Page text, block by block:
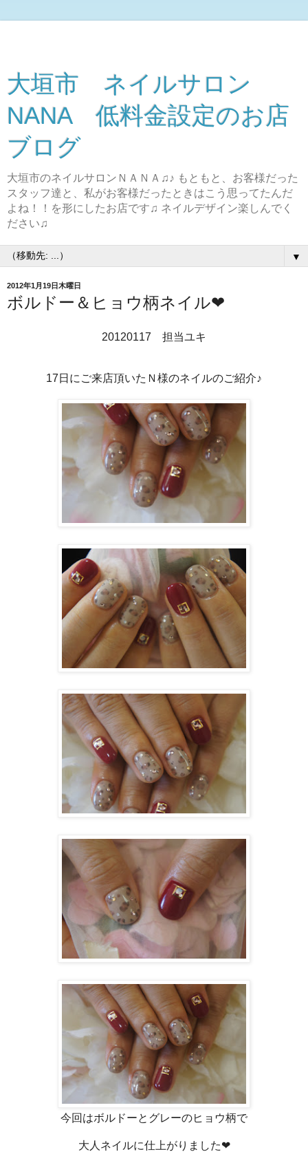
大垣市 ネイルサロン
NANA 低料金設定のお店
ブログ
大垣市のネイルサロンＮＡＮＡ♫♪ もともと、お客様だった
スタッフ達と、私がお客様だったときはこう思ってたんだ
よね！！を形にしたお店です♫ ネイルデザイン楽しんでく
ださい♫
▼
2012年1月19日木曜日
ボルドー＆ヒョウ柄ネイル❤
20120117 担当ユキ
17日にご来店頂いたＮ様のネイルのご紹介♪
今回はボルドーとグレーのヒョウ柄で
大人ネイルに仕上がりました❤